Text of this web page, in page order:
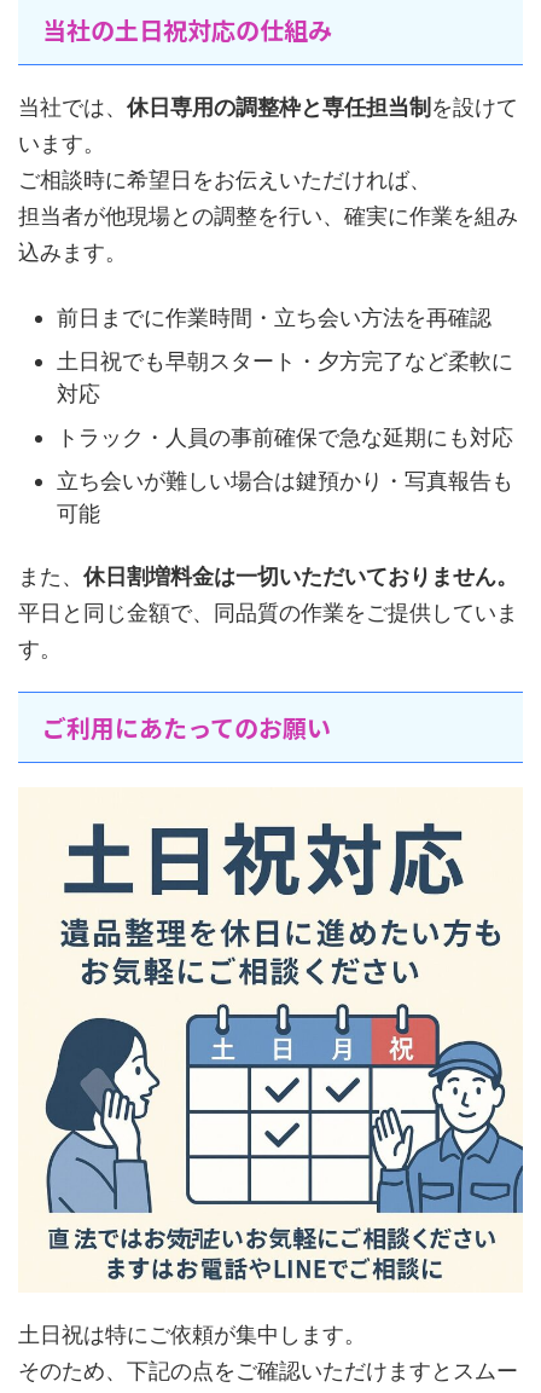
当社の土日祝対応の仕組み
当社では、 休日専用の調整枠と専任担当制 を設けて
います。
ご相談時に希望日をお伝えいただければ、
担当者が他現場との調整を行い、確実に作業を組み
込みます。
前日までに作業時間・立ち会い方法を再確認
土日祝でも早朝スタート・夕方完了など柔軟に
対応
トラック・人員の事前確保で急な延期にも対応
立ち会いが難しい場合は鍵預かり・写真報告も
可能
また、 休日割増料金は一切いただいておりません。
平日と同じ金額で、同品質の作業をご提供していま
す。
ご利用にあたってのお願い
土日祝は特にご依頼が集中します。
そのため、下記の点をご確認いただけますとスムー